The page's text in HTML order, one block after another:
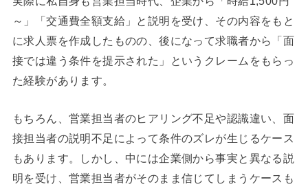
～」「交通費全額支給」と説明を受け、その内容をもと
に求人票を作成したものの、後になって求職者から「面
接では違う条件を提示された」というクレームをもらっ
た経験があります。
もちろん、営業担当者のヒアリング不足や認識違い、面
接担当者の説明不足によって条件のズレが生じるケース
もあります。しかし、中には企業側から事実と異なる説
明を受け、営業担当者がそのまま信じてしまうケースも